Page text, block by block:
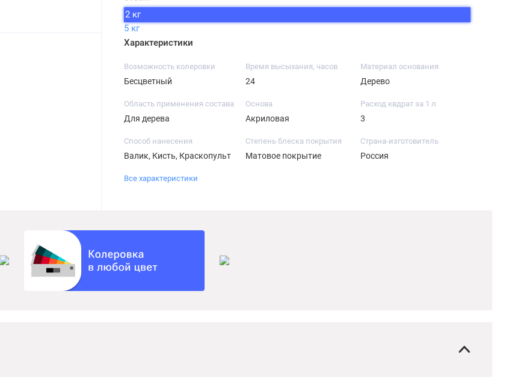
2 кг
5 кг
Характеристики
Возможность колеровки
Бесцветный
Время высыхания, часов
24
Материал основания
Дерево
Область применения состава
Для дерева
Основа
Акриловая
Расход квдрат за 1 л
3
Способ нанесения
Валик, Кисть, Краскопульт
Степень блеска покрытия
Матовое покрытие
Страна-изготовитель
Россия
Все характеристики